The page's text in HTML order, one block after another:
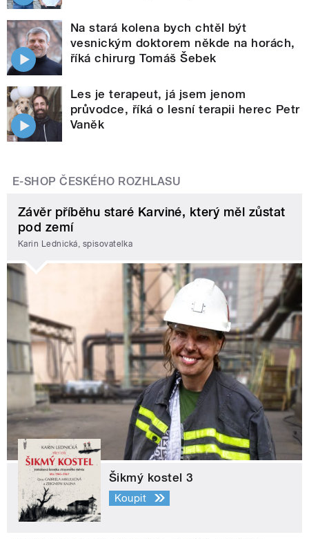
Na stará kolena bych chtěl být
vesnickým doktorem někde na horách,
říká chirurg Tomáš Šebek
Les je terapeut, já jsem jenom
průvodce, říká o lesní terapii herec Petr
Vaněk
E-SHOP ČESKÉHO ROZHLASU
Závěr příběhu staré Karviné, který měl zůstat
pod zemí
Karin Lednická, spisovatelka
Šikmý kostel 3
Koupit